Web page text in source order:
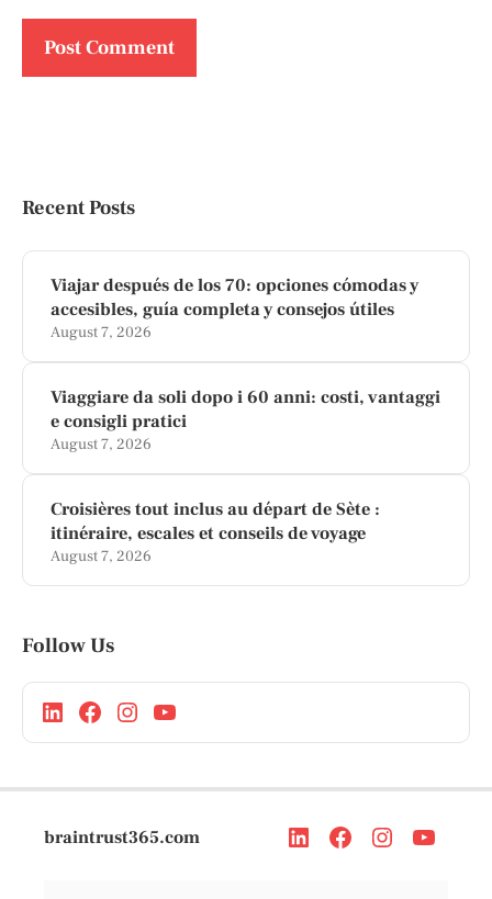
Recent Posts
Viajar después de los 70: opciones cómodas y
accesibles, guía completa y consejos útiles
August 7, 2026
Viaggiare da soli dopo i 60 anni: costi, vantaggi
e consigli pratici
August 7, 2026
Croisières tout inclus au départ de Sète :
itinéraire, escales et conseils de voyage
August 7, 2026
Follow Us
braintrust365.com